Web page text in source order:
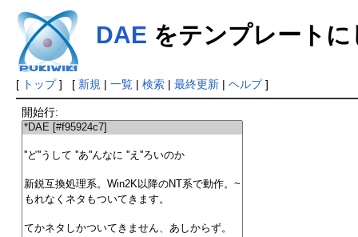
DAE をテンプレートに
[ トップ] [ 新規 | 一覧| 検索| 最終更新| ヘルプ]
開始行: